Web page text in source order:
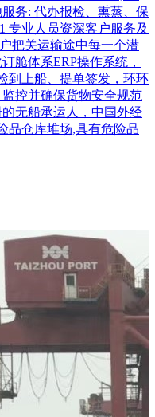
务: 代办报检、熏蒸、保
专业人员资深客户服务及
把关运输途中每一个潜
舱体系ERP操作系统，
到上船、提单签发，环环
控并确保货物安全规范
无船承运人，中国外经
品仓库堆场,具有危险品